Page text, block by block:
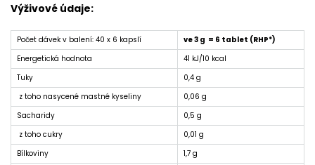
Výživové údaje:
Počet dávek v balení: 40 x 6 kapslí
ve 3 g = 6 tablet (RHP*)
Energetická hodnota
41 kJ/10 kcal
Tuky
0,4 g
z toho nasycené mastné kyseliny
0,06 g
Sacharidy
0,5 g
z toho cukry
0,01 g
Bílkoviny
1,7 g